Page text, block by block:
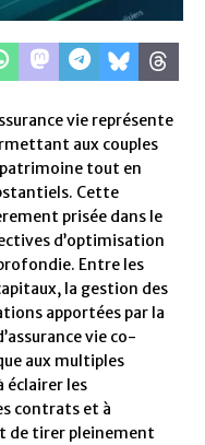
vie représente
aux couples
tout en
Cette
prisée dans le
d’optimisation
Entre les
la gestion des
apportées par la
vie co-
aux multiples
éclairer les
contrats et à
de tirer pleinement